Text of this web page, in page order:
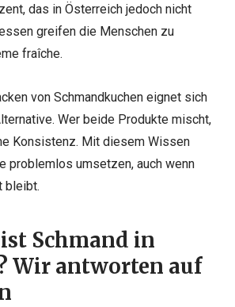
das in Österreich jedoch nicht
greifen die Menschen zu
fraîche.
von Schmandkuchen eignet sich
Wer beide Produkte mischt,
Konsistenz. Mit diesem Wissen
problemlos umsetzen, auch wenn
bleibt.
ist Schmand in
Wir antworten auf